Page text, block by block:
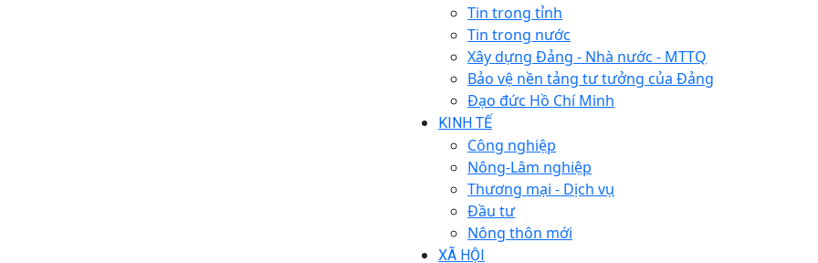
Tin trong tỉnh
Tin trong nước
Xây dựng Đảng - Nhà nước - MTTQ
Bảo vệ nền tảng tư tưởng của Đảng
Đạo đức Hồ Chí Minh
KINH TẾ
Công nghiệp
Nông-Lâm nghiệp
Thương mại - Dịch vụ
Đầu tư
Nông thôn mới
XÃ HỘI